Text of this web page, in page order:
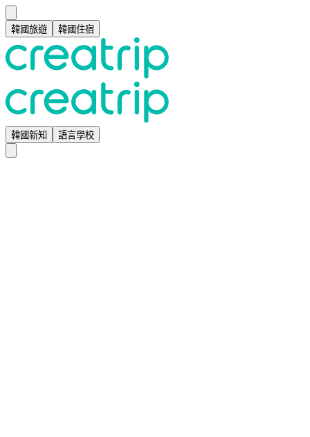
韓國旅遊 韓國住宿
韓國新知 語言學校